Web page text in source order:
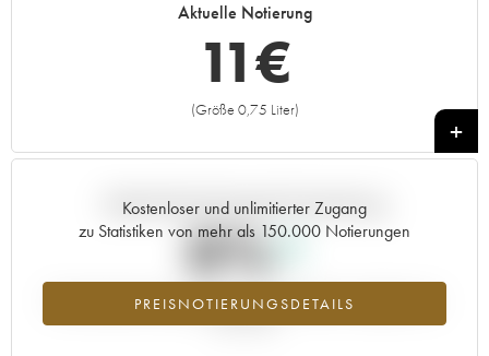
1978
Aktuelle Notierung
11€
(Größe 0,75 Liter)
+
Kostenloser und unlimitierter Zugang
zu Statistiken von mehr als 150.000 Notierungen
PREISNOTIERUNGSDETAILS
Aktuelle Entwicklung der Preisnotierung
0%
Preisanstiegs des Jahrgangs 2000 im Jahr 2026 im Vergleich zum